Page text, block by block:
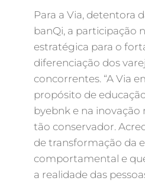
Para a Via, detentora
banQi, a participação
estratégica para o
diferenciação dos
concorrentes. “A Via
propósito de
byebnk e na inovação
tão conservador.
de transformação da
comportamental e
a realidade das